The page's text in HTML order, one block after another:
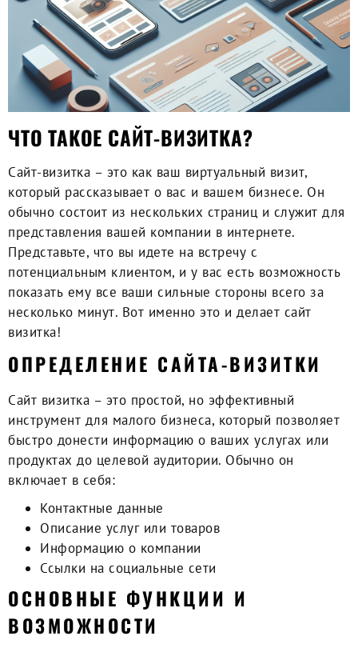
ЧТО ТАКОЕ САЙТ-ВИЗИТКА?
Сайт-визитка – это как ваш виртуальный визит,
который рассказывает о вас и вашем бизнесе. Он
обычно состоит из нескольких страниц и служит для
представления вашей компании в интернете.
Представьте, что вы идете на встречу с
потенциальным клиентом, и у вас есть возможность
показать ему все ваши сильные стороны всего за
несколько минут. Вот именно это и делает сайт
визитка!
ОПРЕДЕЛЕНИЕ САЙТА-ВИЗИТКИ
Сайт визитка – это простой, но эффективный
инструмент для малого бизнеса, который позволяет
быстро донести информацию о ваших услугах или
продуктах до целевой аудитории. Обычно он
включает в себя:
Контактные данные
Описание услуг или товаров
Информацию о компании
Ссылки на социальные сети
ОСНОВНЫЕ ФУНКЦИИ И
ВОЗМОЖНОСТИ